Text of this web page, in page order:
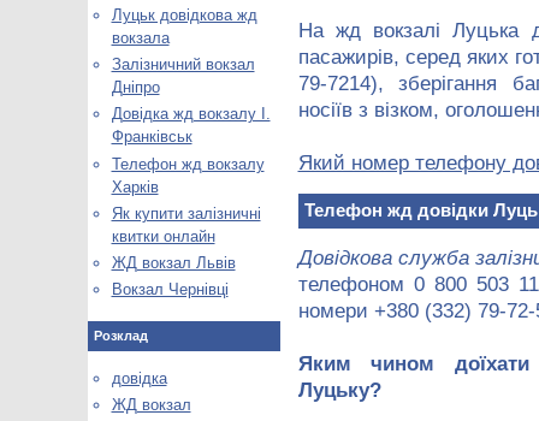
На жд вокзалі Луцька
пасажирів, серед яких
79-7214), зберігання
носіїв з візком,
Який номер телефону
Телефон жд довідки
Довідкова служба
телефоном 0 800 503
номери +380 (332) 79-
Яким чином
Луцьку?
Луцьк довідкова жд
вокзала
Залізничний вокзал
Дніпро
Довідка жд вокзалу І.
Франківськ
Телефон жд вокзалу
Харків
Як купити залізничні
квитки онлайн
ЖД вокзал Львів
Вокзал Чернівці
Розклад
довідка
ЖД вокзал